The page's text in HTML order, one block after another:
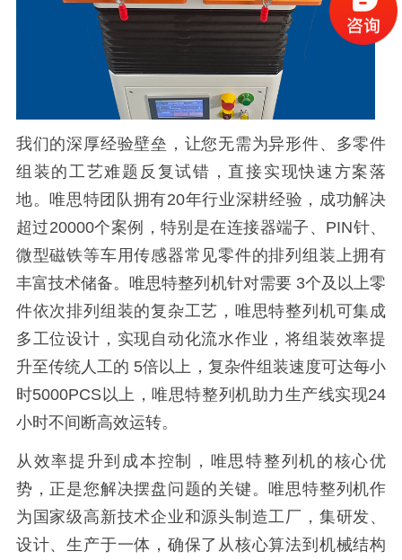
我们的深厚经验壁垒，让您无需为异形件、多零件
组装的工艺难题反复试错，直接实现快速方案落
地。唯思特团队拥有20年行业深耕经验，成功解决
超过20000个案例，特别是在连接器端子、 PIN针、
微型磁铁等车用传感器常见零件的排列组装上拥有
丰富技术储备。唯思特整列机针对需要 3个及以上零
件依次排列组装的复杂工艺，唯思特整列机可集成
多工位设计，实现自动化流水作业，将组装效率提
升至传统人工的 5倍以上，复杂件组装速度可达每小
时5000PCS 以上，唯思特整列机助力生产线实现24
小时不间断高效运转。
从效率提升到成本控制，唯思特整列机的核心优
势，正是您解决摆盘问题的关键。唯思特整列机作
为国家级高新技术企业和源头制造工厂，集研发、
设计、生产于一体，确保了从核心算法到机械结构